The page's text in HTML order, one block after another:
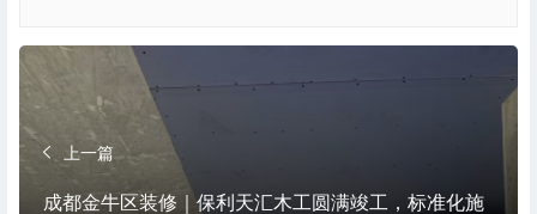
上一篇
成都金牛区装修｜保利天汇木工圆满竣工，标准化施